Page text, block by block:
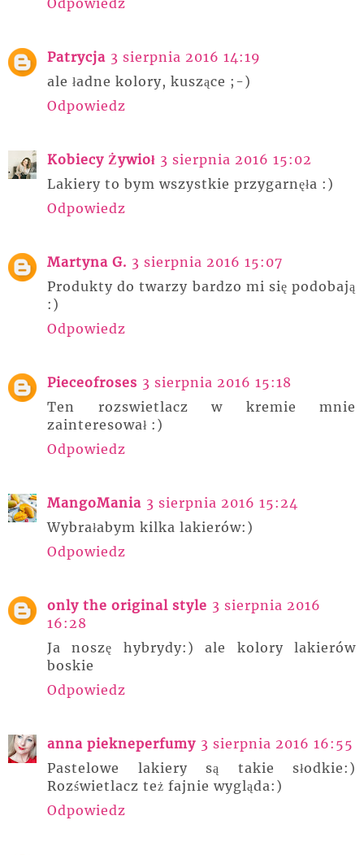
Odpowiedz
Patrycja 3 sierpnia 2016 14:19
ale ładne kolory, kuszące ;-)
Odpowiedz
Kobiecy Żywioł 3 sierpnia 2016 15:02
Lakiery to bym wszystkie przygarnęła :)
Odpowiedz
Martyna G. 3 sierpnia 2016 15:07
Produkty do twarzy bardzo mi się podobają
:)
Odpowiedz
Pieceofroses 3 sierpnia 2016 15:18
Ten rozswietlacz w kremie mnie
zainteresował :)
Odpowiedz
MangoMania 3 sierpnia 2016 15:24
Wybrałabym kilka lakierów:)
Odpowiedz
only the original style 3 sierpnia 2016
16:28
Ja noszę hybrydy:) ale kolory lakierów
boskie
Odpowiedz
anna piekneperfumy 3 sierpnia 2016 16:55
Pastelowe lakiery są takie słodkie:)
Rozświetlacz też fajnie wygląda:)
Odpowiedz